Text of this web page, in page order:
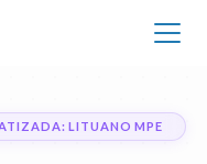
LITUANO MPE